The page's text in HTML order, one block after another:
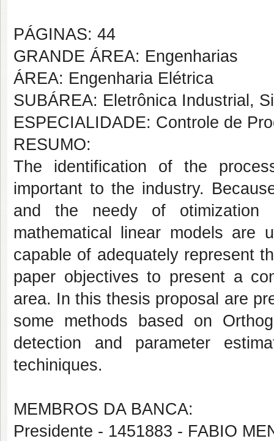
PÁGINAS: 44
GRANDE ÁREA: Engenharias
ÁREA: Engenharia Elétrica
SUBÁREA: Eletrônica Industrial,
ESPECIALIDADE: Controle de
RESUMO:
The identification of the
important to the industry.
and the needy of otimization
mathematical linear models
capable of adequately represent
paper objectives to present a
area. In this thesis proposal are
some methods based on
detection and parameter
techiniques.
MEMBROS DA BANCA:
Presidente - 1451883 - FABIO